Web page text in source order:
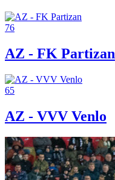
76
AZ - FK Partizan
65
AZ - VVV Venlo